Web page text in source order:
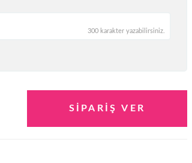
300 karakter yazabilirsiniz.